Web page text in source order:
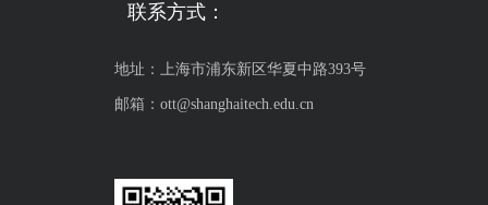
联系方式：
地址：上海市浦东新区华夏中路393号
邮箱：ott@shanghaitech.edu.cn